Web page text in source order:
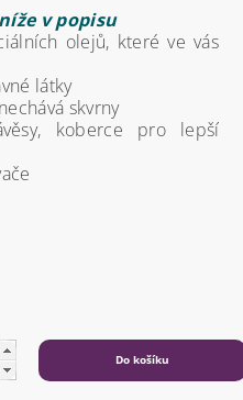
v popisu
olejů, které ve vás
látky
skvrny
koberce pro lepší